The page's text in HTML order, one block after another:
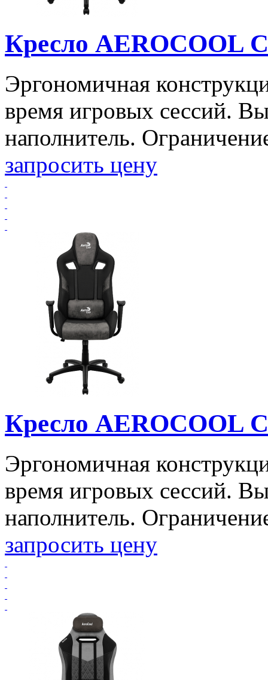
Кресло AEROCOOL
Эргономичная
время игровых сессий.
наполнитель.
запросить цену
Кресло AEROCOOL
Эргономичная
время игровых сессий.
наполнитель.
запросить цену